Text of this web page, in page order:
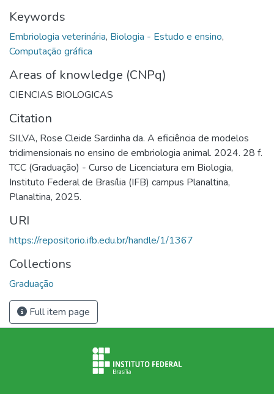
Keywords
Embriologia veterinária, Biologia - Estudo e ensino,
Computação gráfica
Areas of knowledge (CNPq)
CIENCIAS BIOLOGICAS
Citation
SILVA, Rose Cleide Sardinha da. A eficiência de modelos
tridimensionais no ensino de embriologia animal. 2024. 28 f.
TCC (Graduação) - Curso de Licenciatura em Biologia,
Instituto Federal de Brasília (IFB) campus Planaltina,
Planaltina, 2025.
URI
https://repositorio.ifb.edu.br/handle/1/1367
Collections
Graduação
Full item page